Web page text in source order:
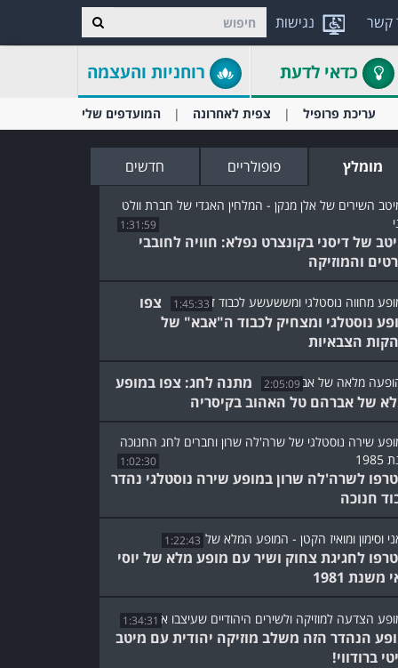
נגישות קשר
כדאי לדעת רוחניות והעצמה
עריכת פרופיל צפית לאחרונה המועדפים שלי
מומלץ פופולריים חדשים
1:31:59
של דיסני בקונצרט נפלא: חוויה לחובבי
והמוזיקה
1:45:33
צפו
נוסטלגי ומצחיק לכבוד ה"אבא" של
הצבאיות
2:05:09
מתנה לחג: צפו במופע
של אברהם טל האהוב בקיסריה
1:02:30
לשרה'לה שרון במופע שירה נוסטלגי נהדר
חנוכה
1:22:43
לחגיגת צחוק ושיר עם מופע מלא של יוסי
משנת 1981
1:34:31
הנהדר הזה משלב מוזיקה יהודית עם מיטב
ברודווי!